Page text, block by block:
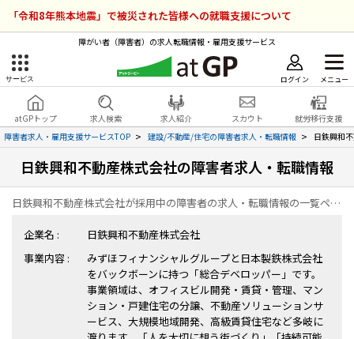
「令和8年熊本地震」で被災された皆様への就職支援について
障がい者（障害者）の求人転職情報・雇用支援サービス
サービス ログイン メニュー
atGPトップ 求人検索 求人紹介 スカウト
就労移行支援
障害者求人・雇用支援サービスTOP
建設/不動産/住宅の障害者求人・転職情報 日鉄興和
日鉄興和不動産株式会社の障害者求人・転職情報
日鉄興和不動産株式会社が採用中の障害者の求人・転職情報の一覧ページです。
企業名 :
日鉄興和不動産株式会社
事業内容 :
みずほフィナンシャルグループと日本製鉄株式会社
をバックボーンに持つ「総合デベロッパー」です。
事業領域は、オフィスビル開発・賃貸・管理、マン
ション・戸建住宅の分譲、不動産ソリューションサ
ービス、大規模地域開発、高級賃貸住宅など多岐に
障害者雇用のアットジーピー
サービスラインナップ
就転職支援サービス
障害者専門の就転職支援サービス
障害者アスリート専門の就転職支援サービス
ログイン 会員登録 無料
atGPトップ
求人を検索する
求人を紹介してもらう